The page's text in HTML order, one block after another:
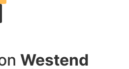
Westend